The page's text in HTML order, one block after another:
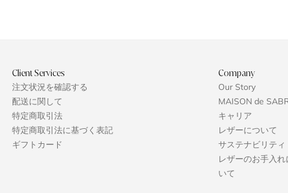
Client Services
注文状況を確認する
配送に関して
特定商取引法
特定商取引法に基づく表記
ギフトカード
Company
Our Story
MAISON de
キャリア
レザーについて
サステナビリティ
レザーのお手入れ
いて